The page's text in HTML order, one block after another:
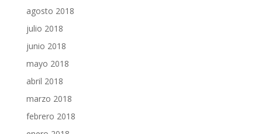
agosto 2018
julio 2018
junio 2018
mayo 2018
abril 2018
marzo 2018
febrero 2018